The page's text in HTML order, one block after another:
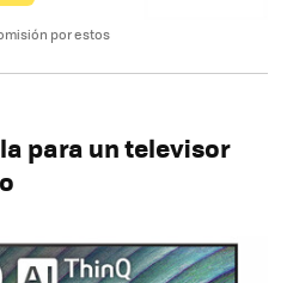
por estos
para un televisor